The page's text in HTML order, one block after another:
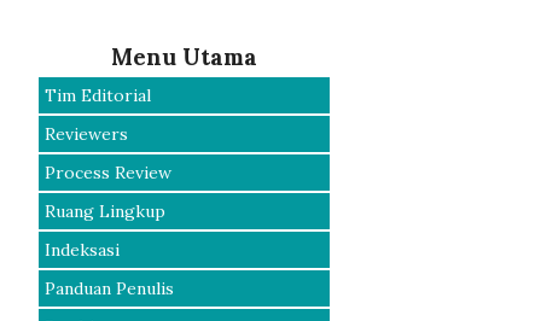
Menu Utama
Tim Editorial
Reviewers
Process Review
Ruang Lingkup
Indeksasi
Panduan Penulis